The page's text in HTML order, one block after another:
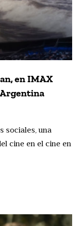
en IMAX
Argentina
sociales, una
cine en el cine en